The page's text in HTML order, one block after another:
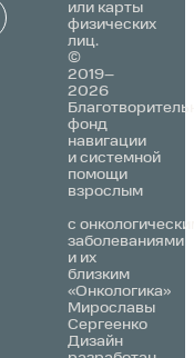
Дизайн
©
2019–
2026
фонд
навигации
и системной
помощи
взрослым
с
заболеваниями
и их
близким
«Онкологика»
Мирославы
Сергеенко
или карты
физических
лиц.